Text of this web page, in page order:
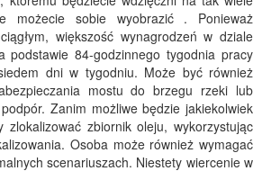
możecie sobie wyobrazić . Ponieważ
większość wynagrodzeń w dziale
podstawie 84-godzinnego tygodnia pracy
dni w tygodniu. Może być również
mostu do brzegu rzeki lub
Zanim możliwe będzie jakiekolwiek
zlokalizować zbiornik oleju, wykorzystując
Osoba może również wymagać
scenariuszach. Niestety wiercenie w